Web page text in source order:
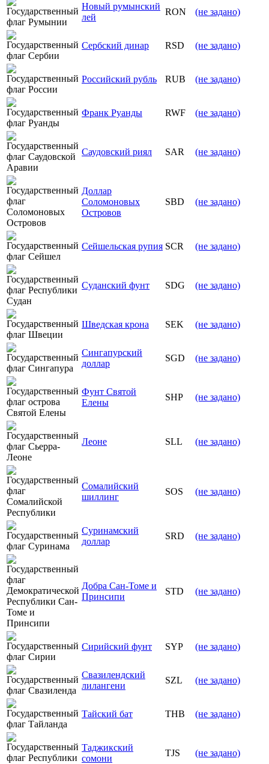
Новый румынский
лей
RON (не задано)
Сербский динар RSD (не задано)
Российский рубль RUB (не задано)
Франк Руанды RWF (не задано)
Саудовский риял SAR (не задано)
Доллар
Соломоновых
Островов
SBD (не задано)
Сейшельская рупия SCR (не задано)
Суданский фунт SDG (не задано)
Шведская крона SEK (не задано)
Сингапурский
доллар
SGD (не задано)
Фунт Святой
Елены
SHP (не задано)
Леоне SLL (не задано)
Сомалийский
шиллинг
SOS (не задано)
Суринамский
доллар
SRD (не задано)
Добра Сан-Томе и
Принсипи
STD (не задано)
Сирийский фунт SYP (не задано)
Свазилендский
лилангени
SZL (не задано)
Тайский бат THB (не задано)
Таджикский
сомони
TJS (не задано)